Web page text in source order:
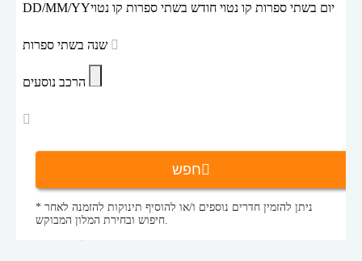
DD/MM/YYיום בשתי ספרות קו נטוי חודש בשתי ספרות קו נטוי
הרכב נוסעים
חפש
* ניתן להזמין חדרים נוספים ו/או להוסיף תינוקות להזמנה לאחר
חיפוש ובחירת המלון המבוקש.